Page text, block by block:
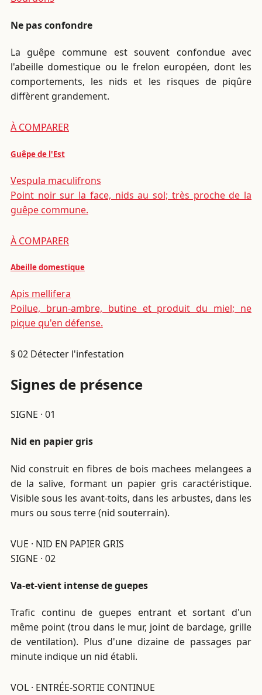
Ne pas confondre
La guêpe commune est souvent confondue avec
l'abeille domestique ou le frelon européen, dont les
comportements, les nids et les risques de piqûre
diffèrent grandement.
À COMPARER
Guêpe de l'Est
Vespula maculifrons
Point noir sur la face, nids au sol; très proche de la
guêpe commune.
À COMPARER
Abeille domestique
Apis mellifera
Poilue, brun-ambre, butine et produit du miel; ne
pique qu'en défense.
§ 02 Détecter l'infestation
Signes de présence
SIGNE · 01
Nid en papier gris
Nid construit en fibres de bois machees melangees a
de la salive, formant un papier gris caractéristique.
Visible sous les avant-toits, dans les arbustes, dans les
murs ou sous terre (nid souterrain).
VUE · NID EN PAPIER GRIS
SIGNE · 02
Va-et-vient intense de guepes
Trafic continu de guepes entrant et sortant d'un
même point (trou dans le mur, joint de bardage, grille
de ventilation). Plus d'une dizaine de passages par
minute indique un nid établi.
VOL · ENTRÉE-SORTIE CONTINUE